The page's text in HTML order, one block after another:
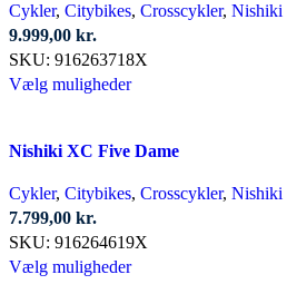
Mulighederne
vælges
Cykler, Citybikes, Crosscykler, Nishiki
9.999,00 kr.
SKU: 916263718X
Vælg mulighederDette
flere
Mulighederne
vælges
Nishiki XC Five Dame
Cykler, Citybikes, Crosscykler, Nishiki
7.799,00 kr.
SKU: 916264619X
Vælg mulighederDette